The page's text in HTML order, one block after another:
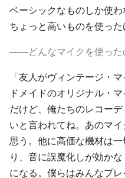
ベーシックなものしか使
ちょっと高いものを使った
――どんなマイクを使った
「友人がヴィンテージ・
ドメイドのオリジナル・
だけど、俺たちのレコー
いと言われてね。あのマ
思う。他に高価な機材は
り、音に誤魔化しが効か
になる。僕らはみんなプ